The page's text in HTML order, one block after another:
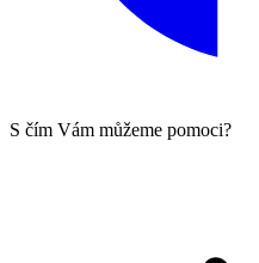
S čím Vám můžeme pomoci?